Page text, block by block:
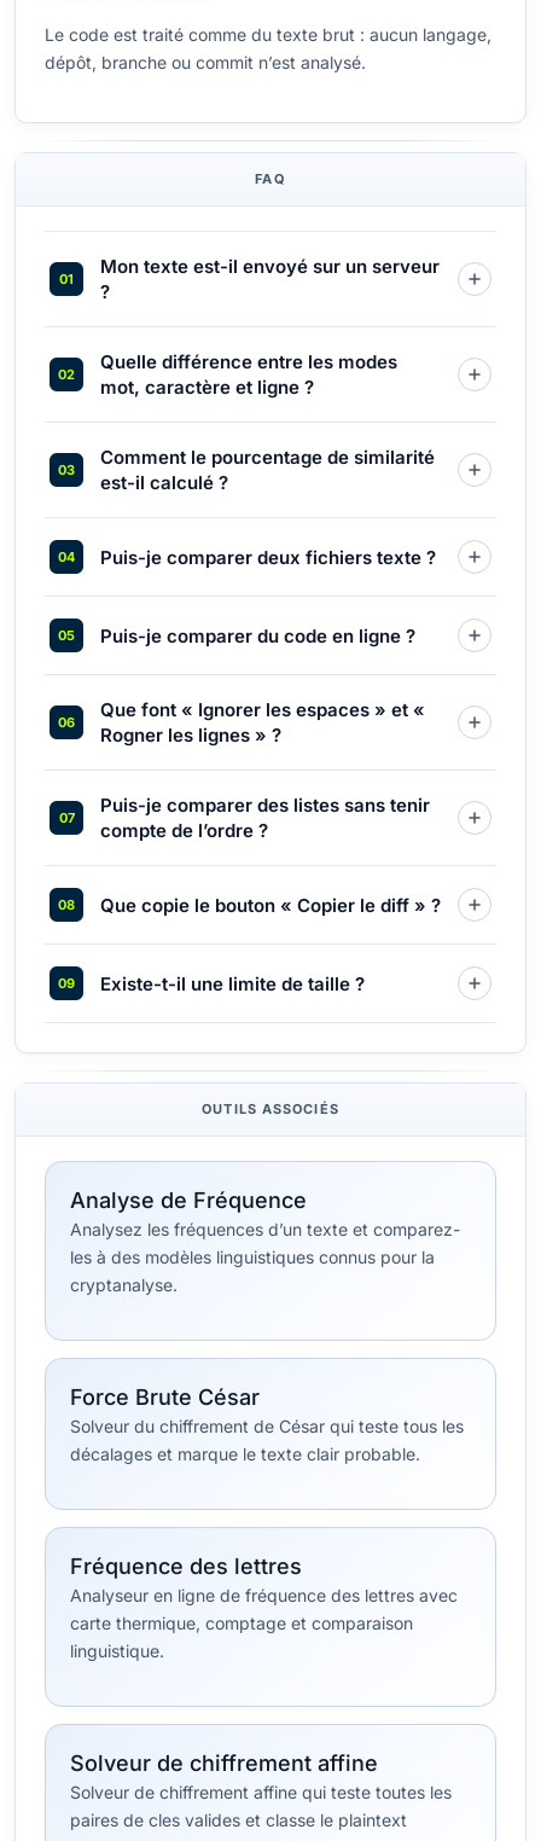
Le code est traité comme du texte brut : aucun langage,
dépôt, branche ou commit n’est analysé.
FAQ
Mon texte est-il envoyé sur un serveur
?
Quelle différence entre les modes
mot, caractère et ligne ?
Comment le pourcentage de similarité
est-il calculé ?
Puis-je comparer deux fichiers texte ?
Puis-je comparer du code en ligne ?
Que font « Ignorer les espaces » et «
Rogner les lignes » ?
Puis-je comparer des listes sans tenir
compte de l’ordre ?
Que copie le bouton « Copier le diff » ?
Existe-t-il une limite de taille ?
OUTILS ASSOCIÉS
Analyse de Fréquence
Analysez les fréquences d’un texte et comparez-
les à des modèles linguistiques connus pour la
cryptanalyse.
Force Brute César
Solveur du chiffrement de César qui teste tous les
décalages et marque le texte clair probable.
Fréquence des lettres
Analyseur en ligne de fréquence des lettres avec
carte thermique, comptage et comparaison
linguistique.
Solveur de chiffrement affine
Solveur de chiffrement affine qui teste toutes les
paires de cles valides et classe le plaintext